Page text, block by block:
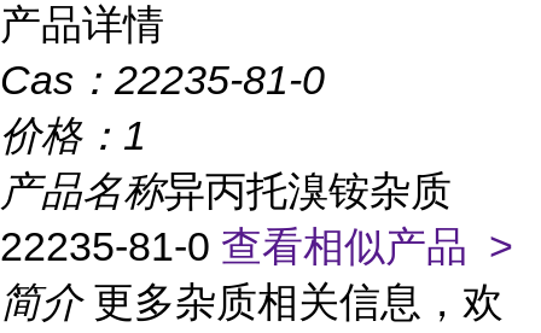
产品详情
Cas： 22235-81-0
价格： 1
产品名称异丙托溴铵杂质
22235-81-0 查看相似产品 >
简介 更多杂质相关信息，欢